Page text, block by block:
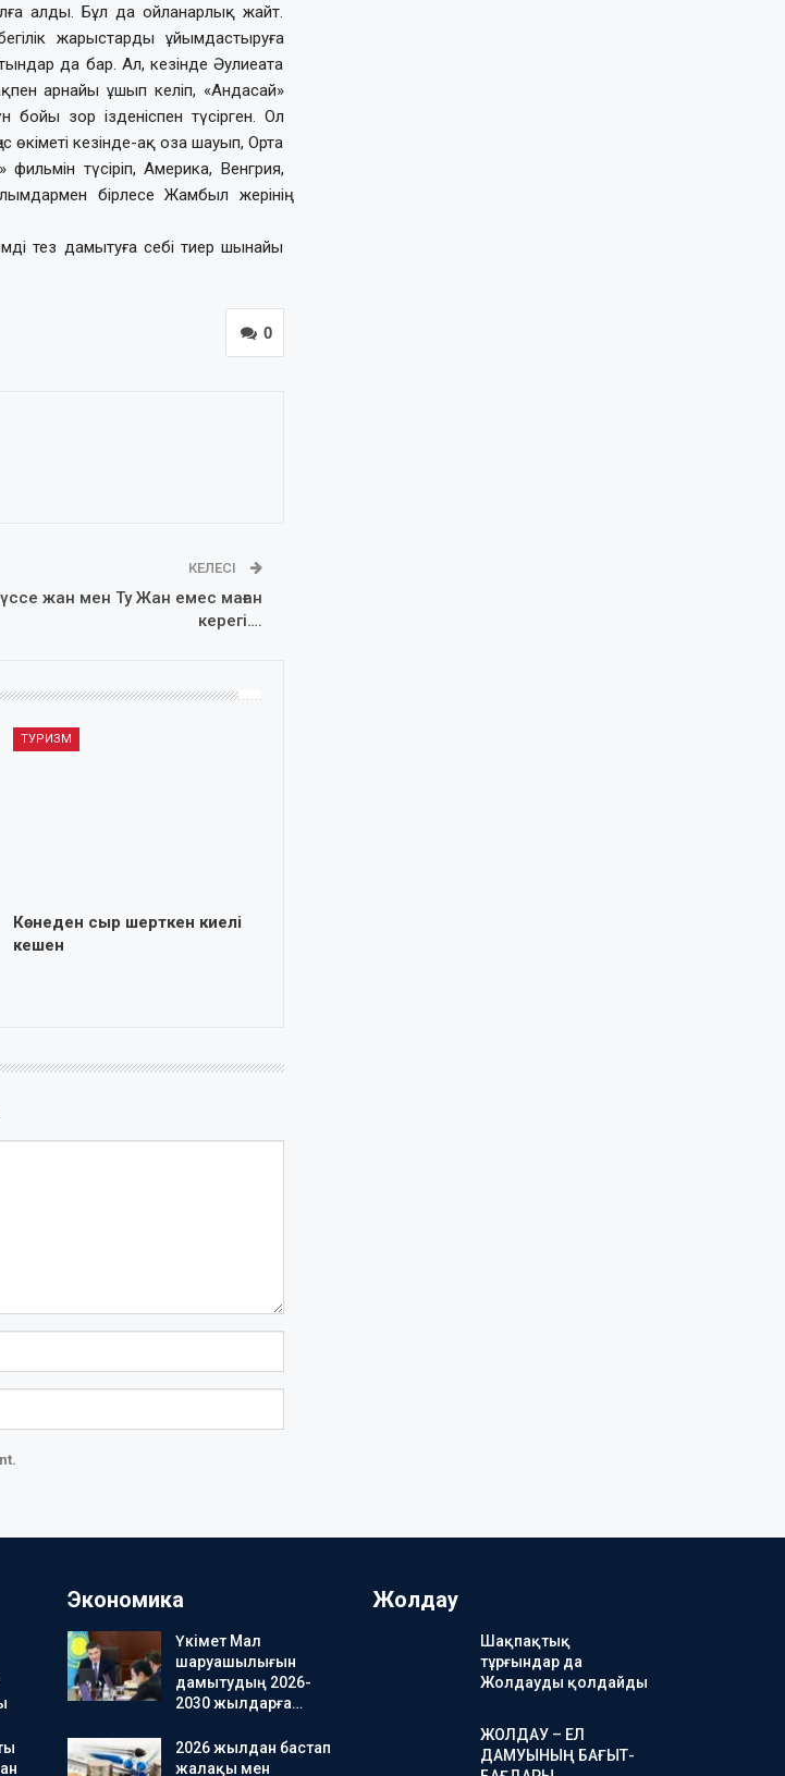
алды. Бұл да ойланарлық жайт.
жарыстарды ұйымдастыруға
да бар. Ал, кезінде Әулиеата
арнайы ұшып келіп, «Андасай»
зор ізденіспен түсірген. Ол
өкіметі кезінде-ақ оза шауып, Орта
түсіріп, Америка, Венгрия,
бірлесе Жамбыл жерінің
тез дамытуға себі тиер шынайы
0
КЕЛЕСІ
жан мен Ту Жан емес маған
керегі….
ТУРИЗМ
Көнеден сыр шерткен киелі
кешен
Экономика
Үкімет Мал
шаруашылығын
дамытудың 2026-
2030 жылдарға…
2026 жылдан бастап
жалақы мен
Жолдау
Шақпақтық
тұрғындар да
Жолдауды қолдайды
ЖОЛДАУ – ЕЛ
ДАМУЫНЫҢ БАҒЫТ-